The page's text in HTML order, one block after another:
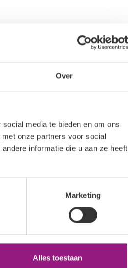
Over
media te bieden en om ons
onze partners voor social
informatie die u aan ze heeft
Marketing
Alles toestaan